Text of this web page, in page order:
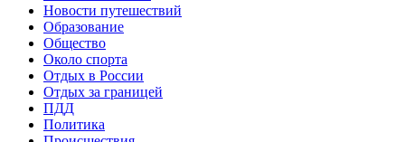
Новости путешествий
Образование
Общество
Около спорта
Отдых в России
Отдых за границей
ПДД
Политика